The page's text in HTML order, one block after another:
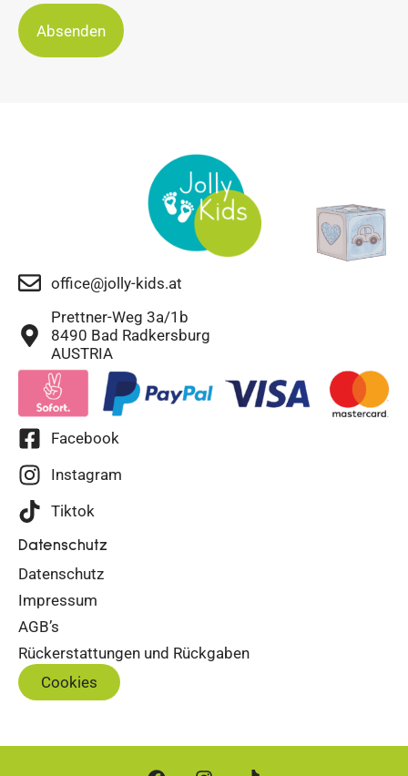
Absenden
office@jolly-kids.at
Prettner-Weg 3a/1b
8490 Bad Radkersburg
AUSTRIA
Facebook
Instagram
Tiktok
Datenschutz
Datenschutz
Impressum
AGB’s
Rückerstattungen und Rückgaben
Cookies